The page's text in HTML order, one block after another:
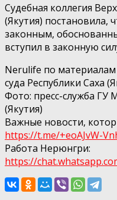
Судебная коллегия
(Якутия) постановила,
законным,
вступил в законную
Nerulife по материалам
суда Республики Саха
Фото: пресс-служба ГУ
(Якутия)
Важные новости,
https://t.me/+eoAJvW-
Работа Нерюнгри:
https://